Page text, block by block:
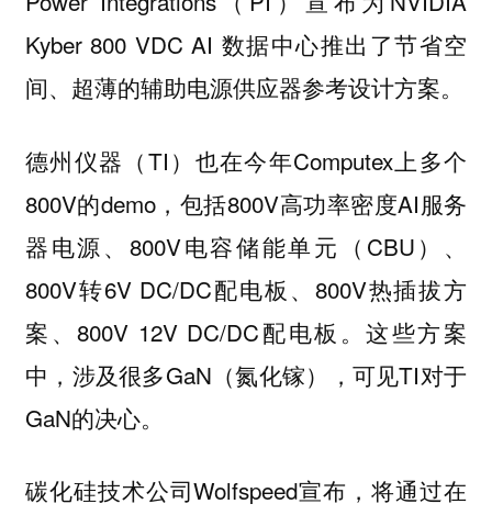
Kyber 800 VDC AI 数据中心推出了节省空
间、超薄的辅助电源供应器参考设计方案。
德州仪器（TI）也在今年Computex上多个
800V的demo，包括800V高功率密度AI服务
器电源、800V电容储能单元（CBU）、
800V转6V DC/DC配电板、800V热插拔方
案、800V 12V DC/DC配电板。这些方案
中，涉及很多GaN（氮化镓），可见TI对于
GaN的决心。
碳化硅技术公司Wolfspeed宣布，将通过在